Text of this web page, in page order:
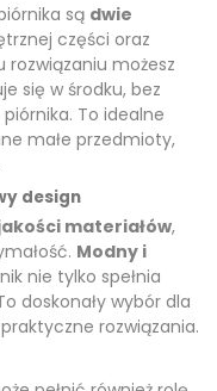
są dwie
części oraz
możesz
się w środku, bez
To idealne
małe przedmioty,
design
materiałów,
Modny i
nie tylko spełnia
doskonały wybór dla
rozwiązania.